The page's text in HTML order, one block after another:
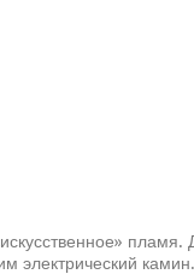
пламя.
электрический камин.